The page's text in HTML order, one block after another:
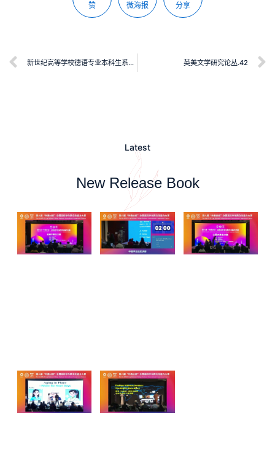
赞 微海报 分享
新世纪高等学校德语专业本科生系列教材·德语金课子系列：学术德语 英美文学研究论丛.42
Latest
New Release Book